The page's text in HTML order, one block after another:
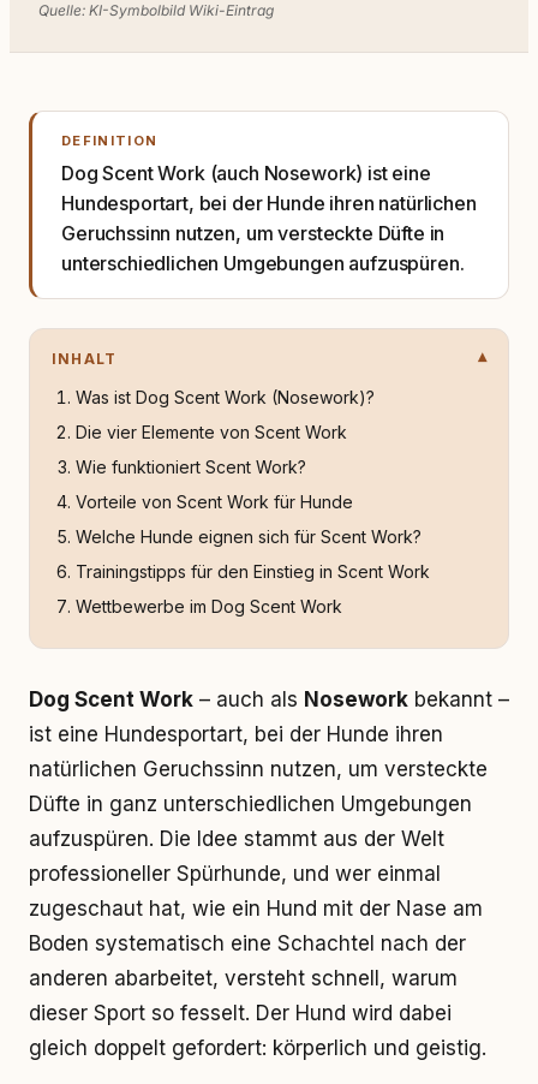
Quelle: KI-Symbolbild Wiki-Eintrag
DEFINITION
Dog Scent Work (auch Nosework) ist eine
Hundesportart, bei der Hunde ihren natürlichen
Geruchssinn nutzen, um versteckte Düfte in
unterschiedlichen Umgebungen aufzuspüren.
INHALT
Was ist Dog Scent Work (Nosework)?
Die vier Elemente von Scent Work
Wie funktioniert Scent Work?
Vorteile von Scent Work für Hunde
Welche Hunde eignen sich für Scent Work?
Trainingstipps für den Einstieg in Scent Work
Wettbewerbe im Dog Scent Work
Dog Scent Work – auch als Nosework bekannt –
ist eine Hundesportart, bei der Hunde ihren
natürlichen Geruchssinn nutzen, um versteckte
Düfte in ganz unterschiedlichen Umgebungen
aufzuspüren. Die Idee stammt aus der Welt
professioneller Spürhunde, und wer einmal
zugeschaut hat, wie ein Hund mit der Nase am
Boden systematisch eine Schachtel nach der
anderen abarbeitet, versteht schnell, warum
dieser Sport so fesselt. Der Hund wird dabei
gleich doppelt gefordert: körperlich und geistig.